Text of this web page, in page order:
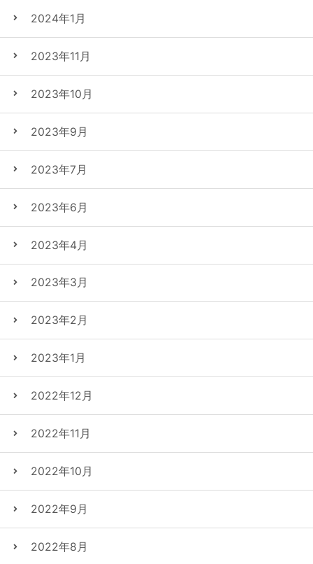
2024年1月
2023年11月
2023年10月
2023年9月
2023年7月
2023年6月
2023年4月
2023年3月
2023年2月
2023年1月
2022年12月
2022年11月
2022年10月
2022年9月
2022年8月